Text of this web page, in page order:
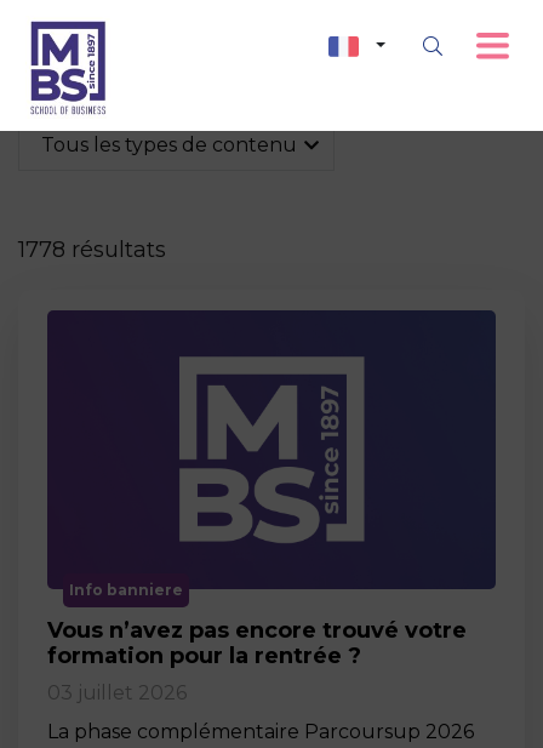
Tous les types de contenu
1778 résultats
Info banniere
Vous n’avez pas encore trouvé votre
formation pour la rentrée ?
03 juillet 2026
La phase complémentaire Parcoursup 2026